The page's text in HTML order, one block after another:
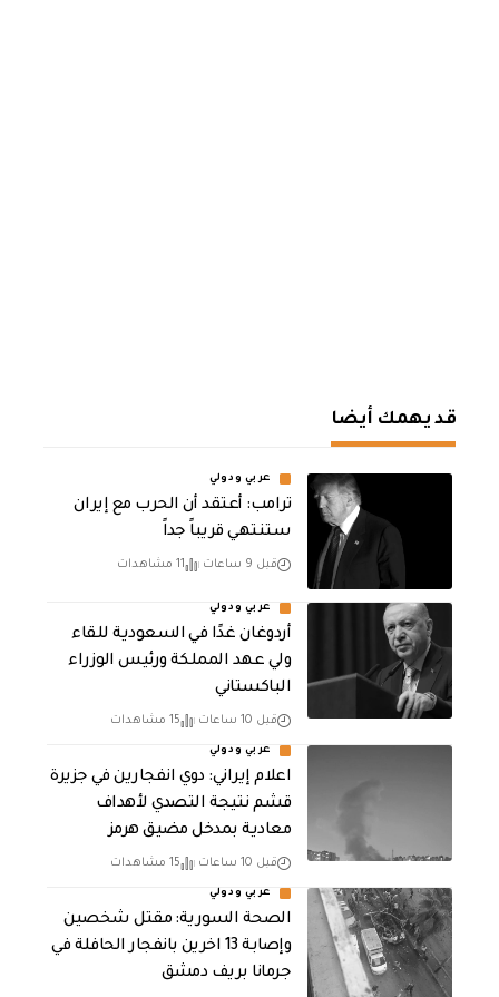
قد يهمك أيضا
عربي ودولي
‏ترامب: أعتقد أن الحرب مع إيران
ستنتهي قريباً جداً
قبل 9 ساعات 11 مشاهدات
عربي ودولي
أردوغان غدًا في السعودية للقاء
ولي عهد المملكة ورئيس الوزراء
الباكستاني
قبل 10 ساعات 15 مشاهدات
عربي ودولي
اعلام إيراني: دوي انفجارين في جزيرة
قشم نتيجة التصدي لأهداف
معادية بمدخل مضيق هرمز
قبل 10 ساعات 15 مشاهدات
عربي ودولي
الصحة السورية: مقتل شخصين
وإصابة 13 اخرين بانفجار الحافلة في
جرمانا بريف دمشق